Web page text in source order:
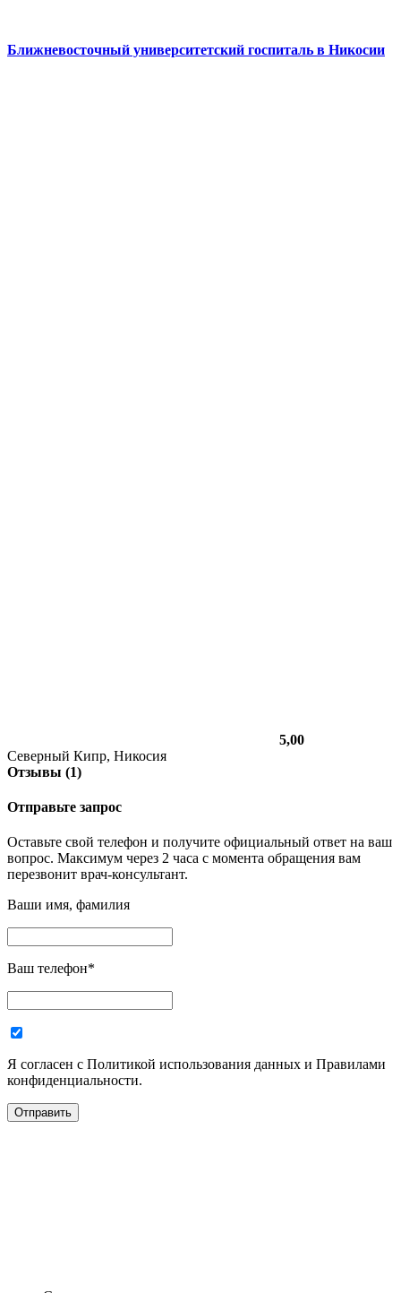
Ближневосточный университетский госпиталь в Никосии
5,00
Северный Кипр, Никосия
Отзывы (1)
Отправьте запрос
Оставьте свой телефон и получите официальный ответ на ваш
вопрос. Максимум через 2 часа с момента обращения вам
перезвонит врач-консультант.
Ваши имя, фамилия
Ваш телефон*
Я согласен с Политикой использования данных и Правилами
конфиденциальности.